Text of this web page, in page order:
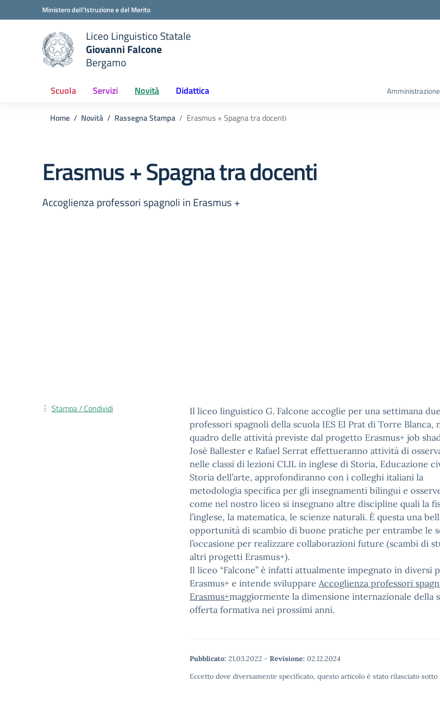
Vai ai contenuti
Vai al menu di navigazioneMinistero dell'Istruzione e del Merito
scuola
Liceo Linguistico Statale
Giovanni Falcone
Bergamo
Scuola Servizi Novità Didattica
Home Novità Rassegna Stampa Erasmus + Spagna tra docenti
Erasmus + Spagna tra docenti
Accoglienza professori spagnoli in Erasmus +
Il liceo linguistico G. Falcone accoglie per una settimana due
professori spagnoli della scuola IES El Prat di Torre Blanca,
quadro delle attività previste dal progetto Erasmus+ job
José Ballester e Rafael Serrat effettueranno attività di
nelle classi di lezioni CLIL in inglese di Storia, Educazione
Storia dell’arte, approfondiranno con i colleghi italiani la
metodologia specifica per gli insegnamenti bilingui e
come nel nostro liceo si insegnano altre discipline quali la
l’inglese, la matematica, le scienze naturali. È questa una
opportunità di scambio di buone pratiche per entrambe le
l’occasione per realizzare collaborazioni future (scambi di
altri progetti Erasmus+).
Il liceo “Falcone” è infatti attualmente impegnato in diversi
Erasmus+ e intende sviluppare Accoglienza professori
Erasmus+maggiormente la dimensione internazionale della
offerta formativa nei prossimi anni.
Pubblicato: 21.03.2022 - Revisione: 02.12.2024
Eccetto dove diversamente specificato, questo articolo è stato rilasciato
Stampa / Condividi